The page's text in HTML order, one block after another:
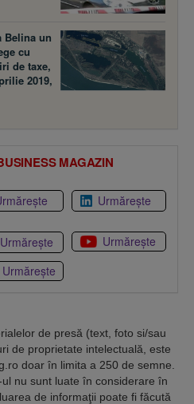
Belina un
cu
de taxe,
2019,
MAGAZIN
Urmărește
Urmărește
Urmărește
Urmărește
de presă (text, foto si/sau
de proprietate intelectuală, este
doar în limita a 250 de semne.
nu sunt luate în considerare în
de informaţii poate fi făcută